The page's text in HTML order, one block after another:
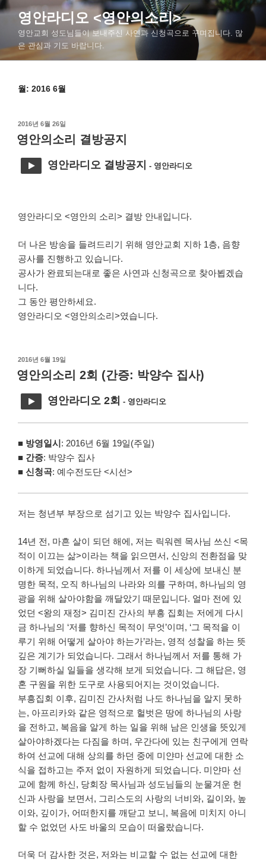
콘
로
바
영안라디오 <영안의소리>
영안교회 성도님들이 보내주신 사연과 신청곡으로 꾸며집니다. 많
은 관심과 기도 바랍니다.
월: 2016 6월
작
성
일
2016년 6월 26일
영안의소리 결방공지
영안라디오 결방공지 - 영안라디오
영안라디오 <영안의 소리> 결방 안내입니다.
더 나은 방송을 들려드리기 위해 영안교회 지하 1층, 음향
공사를 진행하고 있습니다.
공사가 완료되는대로 좋은 사연과 신청곡으로 찾아뵙겠습
니다.
그 동안 평안하세요.
영안라디오 <영안의소리>였습니다.
작
성
일
2016년 6월 19일
영안의소리 2회 (간증: 박양수 집사)
영안라디오 2회 - 영안라디오
■ 방영일시: 2016년 6월 19일(주일)
■ 간증: 박양수 집사
■ 신청곡: 예수전도단 <시선>
저는 청년부 부장으로 섬기고 있는 박양수 집사입니다.
14년 전, 마흔 살이 되던 해에, 저는 릭워렌 목사님 쓰신 <목
적이 이끄는 삶>이라는 책을 읽으면서, 신앙의 전환점을 맞
이하게 되었습니다. 하나님께서 저를 이 세상에 보내신 분
명한 목적, 오직 하나님의 나라와 의를 구하며, 하나님의 영
광을 위해 살아야함을 깨달았기 때문입니다. 얼마 전에 있
었던 <왕의 재정> 김미진 간사의 부흥 집회는 저에게 다시
금 하나님의 ‘저를 향하신 목적이 무엇’이며, ‘그 목적을 이
루기 위해 어떻게 살아야 하는가’라는, 영적 성찰을 하는 뜻
깊은 계기가 되었습니다. 그래서 하나님께서 저를 통해 가
장 기뻐하실 일들을 생각해 보게 되었습니다. 그 해답은, 영
혼 구원을 위한 도구로 사용되어지는 것이었습니다.
부흥집회 이후, 김미진 간사처럼 나도 하나님을 알지 못하
는, 아프리카와 같은 영적으로 헐벗은 땅에 하나님의 사랑
을 전하고, 복음을 알게 하는 일을 위해 남은 인생을 뜻있게
살아야하겠다는 다짐을 하며, 우간다에 있는 친구에게 연락
하여 선교에 대해 상의를 하던 중에 미얀마 선교에 대한 소
식을 접하고는 주저 없이 자원하게 되었습니다. 미얀마 선
교에 함께 하신, 당회장 목사님과 성도님들의 눈물겨운 헌
신과 사랑을 보면서, 그리스도의 사랑의 너비와, 길이와, 높
이와, 깊이가, 어떠한지를 깨닫고 보니, 복음에 미치지 아니
할 수 없었던 사도 바울의 모습이 떠올랐습니다.
더욱 더 감사한 것은, 저와는 비교할 수 없는 선교에 대한